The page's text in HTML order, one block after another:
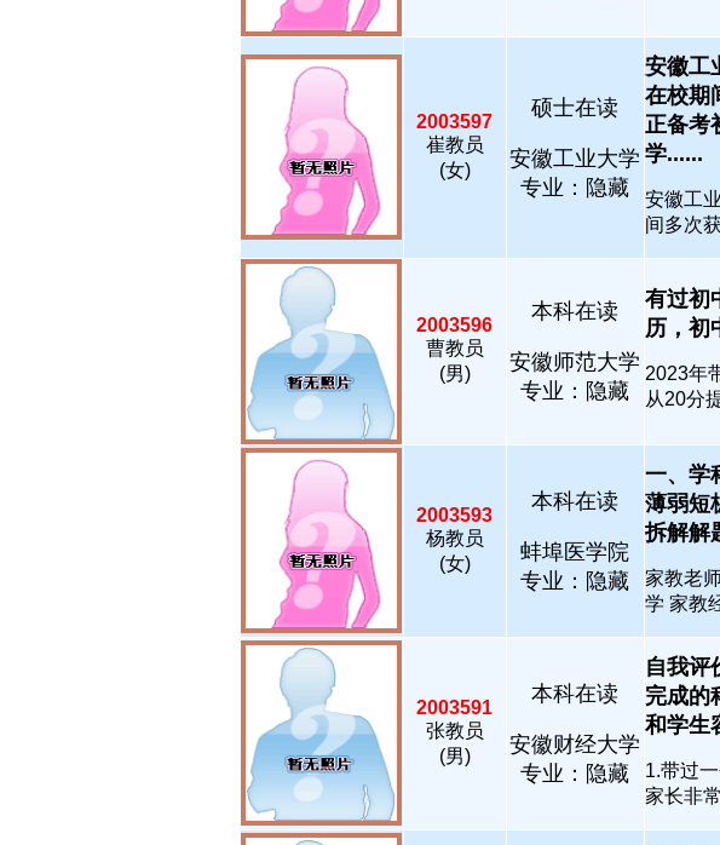
2003597
崔教员
(女)
硕士在读
安徽工业大学
专业：隐藏
安徽工
在校期
正备考
学......
安徽工
间多次
2003596
曹教员
(男)
本科在读
安徽师范大学
专业：隐藏
有过初
历，初
2023年
从20分
2003593
杨教员
(女)
本科在读
蚌埠医学院
专业：隐藏
一、学
薄弱短
拆解解
家教老
学 家教
2003591
张教员
(男)
本科在读
安徽财经大学
专业：隐藏
自我评
完成的
和学生
1.带过
家长非